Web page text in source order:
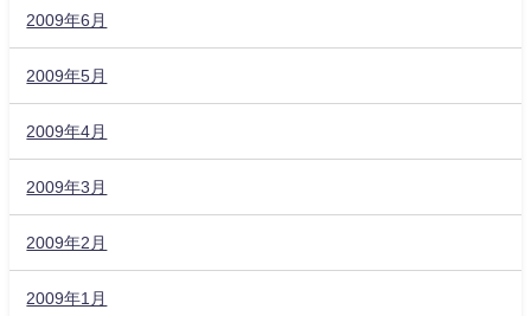
2009年6月
2009年5月
2009年4月
2009年3月
2009年2月
2009年1月